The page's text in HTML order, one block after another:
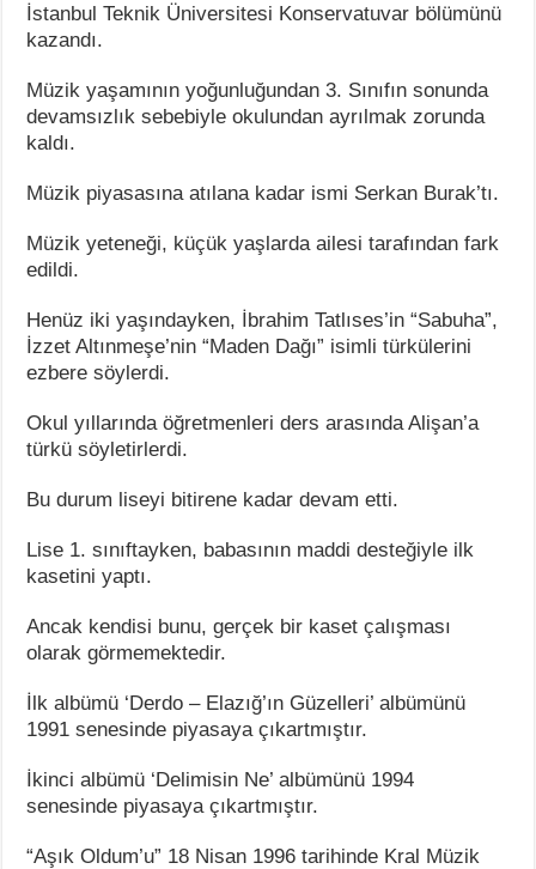
İstanbul Teknik Üniversitesi Konservatuvar bölümünü
kazandı.
Müzik yaşamının yoğunluğundan 3. Sınıfın sonunda
devamsızlık sebebiyle okulundan ayrılmak zorunda
kaldı.
Müzik piyasasına atılana kadar ismi Serkan Burak’tı.
Müzik yeteneği, küçük yaşlarda ailesi tarafından fark
edildi.
Henüz iki yaşındayken, İbrahim Tatlıses’in “Sabuha”,
İzzet Altınmeşe’nin “Maden Dağı” isimli türkülerini
ezbere söylerdi.
Okul yıllarında öğretmenleri ders arasında Alişan’a
türkü söyletirlerdi.
Bu durum liseyi bitirene kadar devam etti.
Lise 1. sınıftayken, babasının maddi desteğiyle ilk
kasetini yaptı.
Ancak kendisi bunu, gerçek bir kaset çalışması
olarak görmemektedir.
İlk albümü ‘Derdo – Elazığ’ın Güzelleri’ albümünü
1991 senesinde piyasaya çıkartmıştır.
İkinci albümü ‘Delimisin Ne’ albümünü 1994
senesinde piyasaya çıkartmıştır.
“Aşık Oldum’u” 18 Nisan 1996 tarihinde Kral Müzik